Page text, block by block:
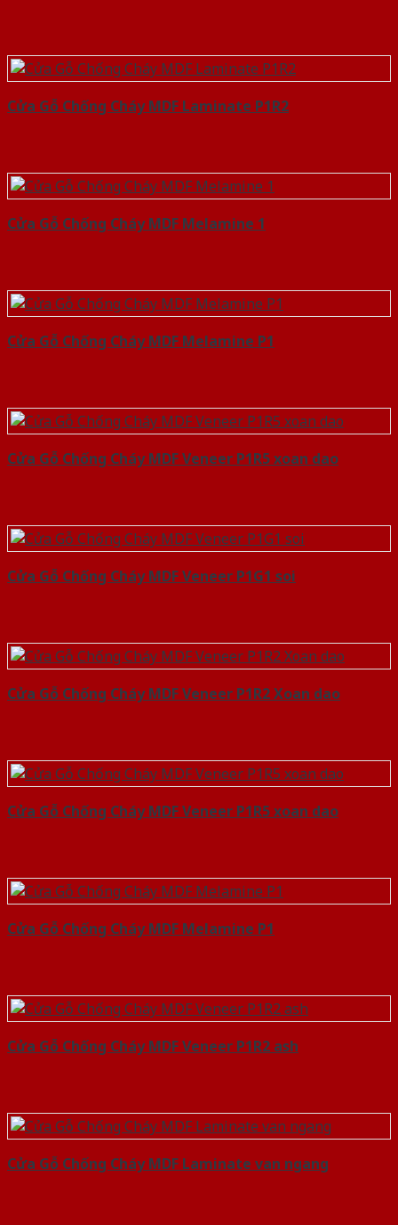
Cửa Gỗ Chống Cháy MDF Laminate P1R2
Cửa Gỗ Chống Cháy MDF Melamine 1
Cửa Gỗ Chống Cháy MDF Melamine P1
Cửa Gỗ Chống Cháy MDF Veneer P1R5 xoan dao
Cửa Gỗ Chống Cháy MDF Veneer P1G1 soi
Cửa Gỗ Chống Cháy MDF Veneer P1R2 Xoan dao
Cửa Gỗ Chống Cháy MDF Veneer P1R5 xoan dao
Cửa Gỗ Chống Cháy MDF Melamine P1
Cửa Gỗ Chống Cháy MDF Veneer P1R2 ash
Cửa Gỗ Chống Cháy MDF Laminate van ngang